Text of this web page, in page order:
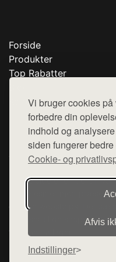
Vi bruger cookies
forbedre din
indhold og
siden fungerer
Cookie- og
Afvis
Indstillinger
Forside
Produkter
Top Rabatter
Kontakt
Denne side er en del af
hjemmesider med
diverse webshops. Der
henviser til de shops, som
varerne på lager.
© 2026 vestsjaellands-